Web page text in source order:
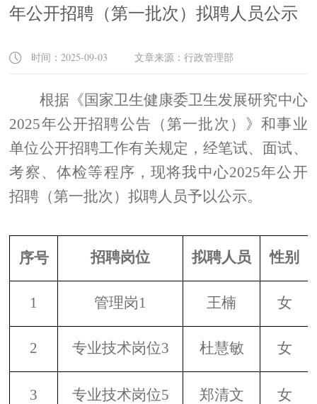
年公开招聘（第一批次）拟聘人员公示
时间：2025-09-03 文章来源：行政管理部
根据《国家卫生健康委卫生发展研究中心
2025年公开招聘公告（第一批次） 》和事业
单位公开招聘工作有关规定，经笔试、面试、
考察、体检等程序 ，现将我中心2025年公开
招聘 （第一批次）拟聘人员予以公示。
序号 招聘岗位 拟聘人员 性别
1 管理岗1 王楠 女
2 专业技术岗位3 杜慧敏 女
3 专业技术岗位5 郑清文 女